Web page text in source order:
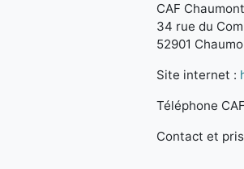
CAF Chaumont
34 rue du
52901
Site internet :
Téléphone
Contact et